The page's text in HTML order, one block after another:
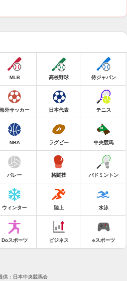
MLB 高校野球 侍ジャパン
海外サッカー 日本代表 テニス
NBA ラグビー 中央競馬
バレー 格闘技 バドミントン
ウィンター 陸上 水泳
Doスポーツ ビジネス eスポーツ
供：日本中央競馬会